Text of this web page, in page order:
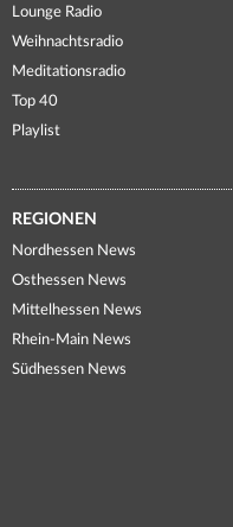
Lounge Radio
Weihnachtsradio
Meditationsradio
Top 40
Playlist
REGIONEN
Nordhessen News
Osthessen News
Mittelhessen News
Rhein-Main News
Südhessen News